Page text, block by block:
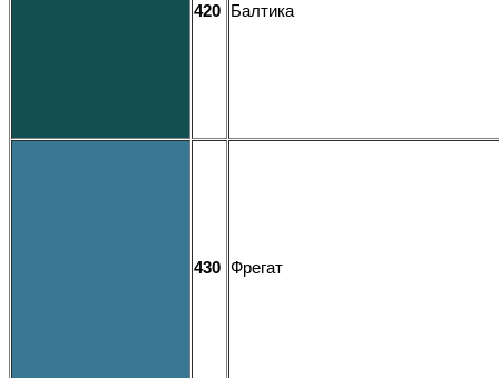
420 Балтика
430 Фрегат